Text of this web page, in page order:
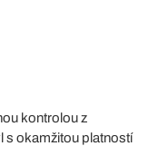
kontrolou z
s okamžitou platností